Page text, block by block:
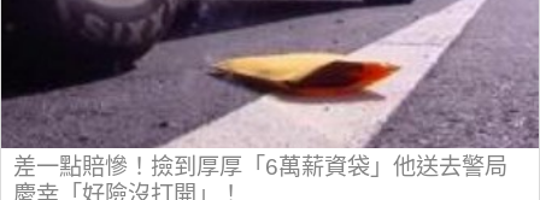
差一點賠慘！撿到厚厚「6萬薪資袋」他送去警局
慶幸「好險沒打開」！